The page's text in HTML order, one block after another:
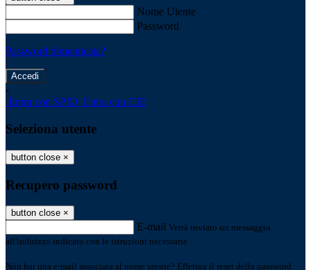
Nome Utente
Password
Password dimenticata?
-
Entra con SPID Entra con CIE
Seleziona utente
button close ×
Recupero password
button close ×
E-mail Verrà inviato un messaggio
all'indirizzo indicato con le istruzioni necessarie.
Non hai una e-mail associata al nome utente? Effettua il reset della password